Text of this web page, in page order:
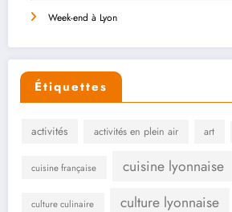
Week-end à Lyon
Étiquettes
activités activités en plein air art
cuisine française cuisine lyonnaise
culture culinaire culture lyonnaise